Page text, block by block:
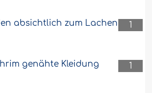
1
absichtlich zum Lachen
1
genähte Kleidung